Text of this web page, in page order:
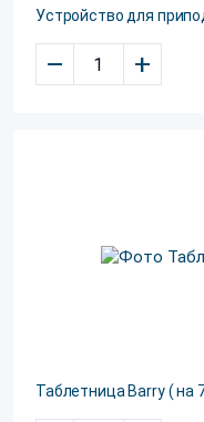
Устройство для
– +
Таблетница Barry ( на